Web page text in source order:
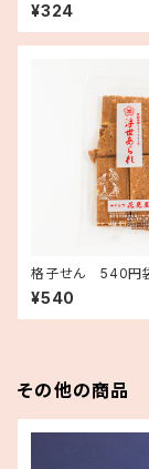
¥324
格子せん 540円
¥540
その他の商品